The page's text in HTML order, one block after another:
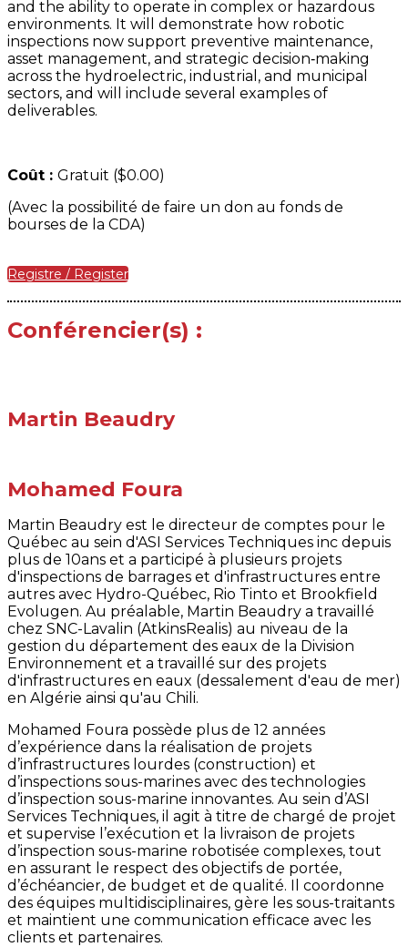
and the ability to operate in complex or hazardous
environments. It will demonstrate how robotic
inspections now support preventive maintenance,
asset management, and strategic decision‑making
across the hydroelectric, industrial, and municipal
sectors, and will include several examples of
deliverables.
Coût : Gratuit ($0.00)
(Avec la possibilité de faire un don au fonds de
bourses de la CDA)
Registre / Register
Conférencier(s) :
Martin Beaudry
Mohamed Foura
Martin Beaudry est le directeur de comptes pour le
Québec au sein d'ASI Services Techniques inc depuis
plus de 10ans et a participé à plusieurs projets
d'inspections de barrages et d'infrastructures entre
autres avec Hydro-Québec, Rio Tinto et Brookfield
Evolugen. Au préalable, Martin Beaudry a travaillé
chez SNC-Lavalin (AtkinsRealis) au niveau de la
gestion du département des eaux de la Division
Environnement et a travaillé sur des projets
d'infrastructures en eaux (dessalement d'eau de mer)
en Algérie ainsi qu'au Chili.
Mohamed Foura possède plus de 12 années
d’expérience dans la réalisation de projets
d’infrastructures lourdes (construction) et
d’inspections sous-marines avec des technologies
d’inspection sous-marine innovantes. Au sein d’ASI
Services Techniques, il agit à titre de chargé de projet
et supervise l’exécution et la livraison de projets
d’inspection sous-marine robotisée complexes, tout
en assurant le respect des objectifs de portée,
d’échéancier, de budget et de qualité. Il coordonne
des équipes multidisciplinaires, gère les sous-traitants
et maintient une communication efficace avec les
clients et partenaires.